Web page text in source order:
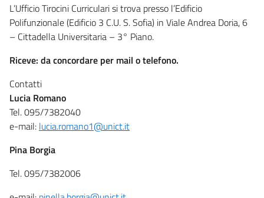
L’Ufficio Tirocini Curriculari si trova presso l’Edificio
Polifunzionale (Edificio 3 C.U. S. Sofia) in Viale Andrea Doria, 6
– Cittadella Universitaria – 3° Piano.
Riceve: da concordare per mail o telefono.
Contatti
Lucia Romano
Tel. 095/7382040
e-mail: lucia.romano1@unict.it
Pina Borgia
Tel. 095/7382006